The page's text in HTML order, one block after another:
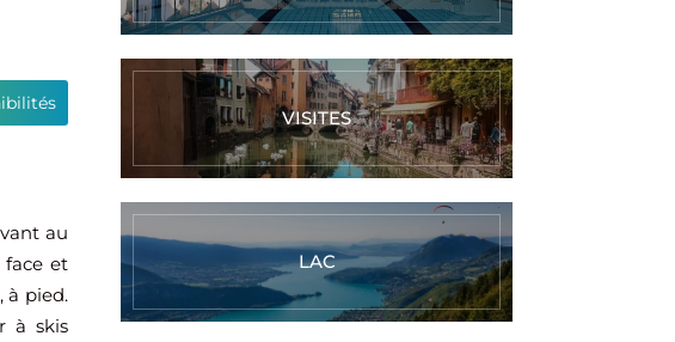
au
face et
à pied.
à skis
VISITES
LAC